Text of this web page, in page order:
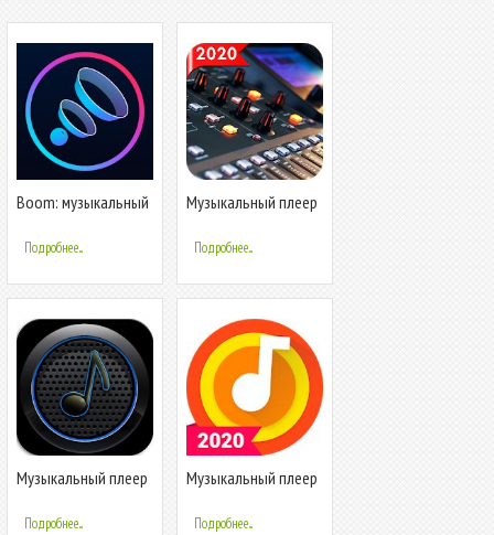
Boom: музыкальный
эквалайзером
Подробнее...
Музыкальный плеер
эквалайзером
Подробнее...
Музыкальный плеер
Подробнее...
Музыкальный плеер
Подробнее...